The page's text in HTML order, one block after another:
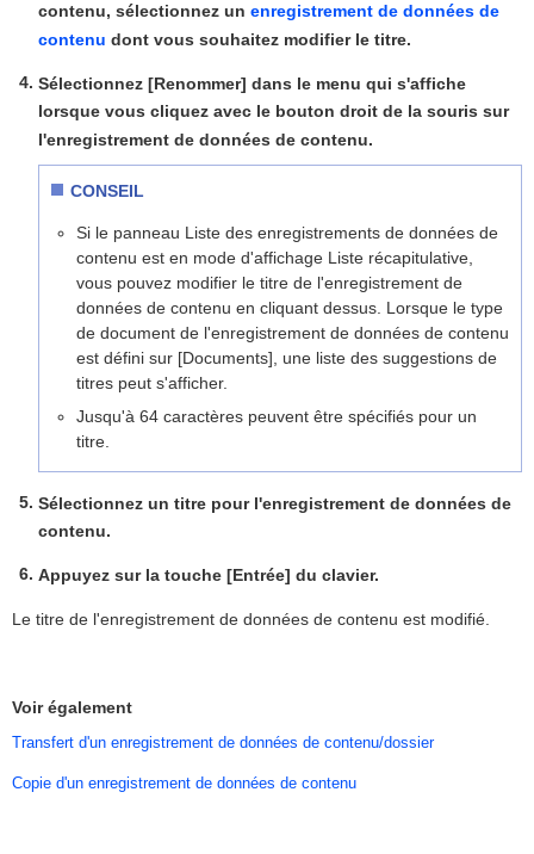
contenu, sélectionnez un enregistrement de données de
contenu dont vous souhaitez modifier le titre.
Sélectionnez [Renommer] dans le menu qui s'affiche
lorsque vous cliquez avec le bouton droit de la souris sur
l'enregistrement de données de contenu.
CONSEIL
Si le panneau Liste des enregistrements de données de
contenu est en mode d'affichage Liste récapitulative,
vous pouvez modifier le titre de l'enregistrement de
données de contenu en cliquant dessus. Lorsque le type
de document de l'enregistrement de données de contenu
est défini sur [Documents], une liste des suggestions de
titres peut s'afficher.
Jusqu'à 64 caractères peuvent être spécifiés pour un
titre.
Sélectionnez un titre pour l'enregistrement de données de
contenu.
Appuyez sur la touche [Entrée] du clavier.
Le titre de l'enregistrement de données de contenu est modifié.
Voir également
Transfert d'un enregistrement de données de contenu/dossier
Copie d'un enregistrement de données de contenu